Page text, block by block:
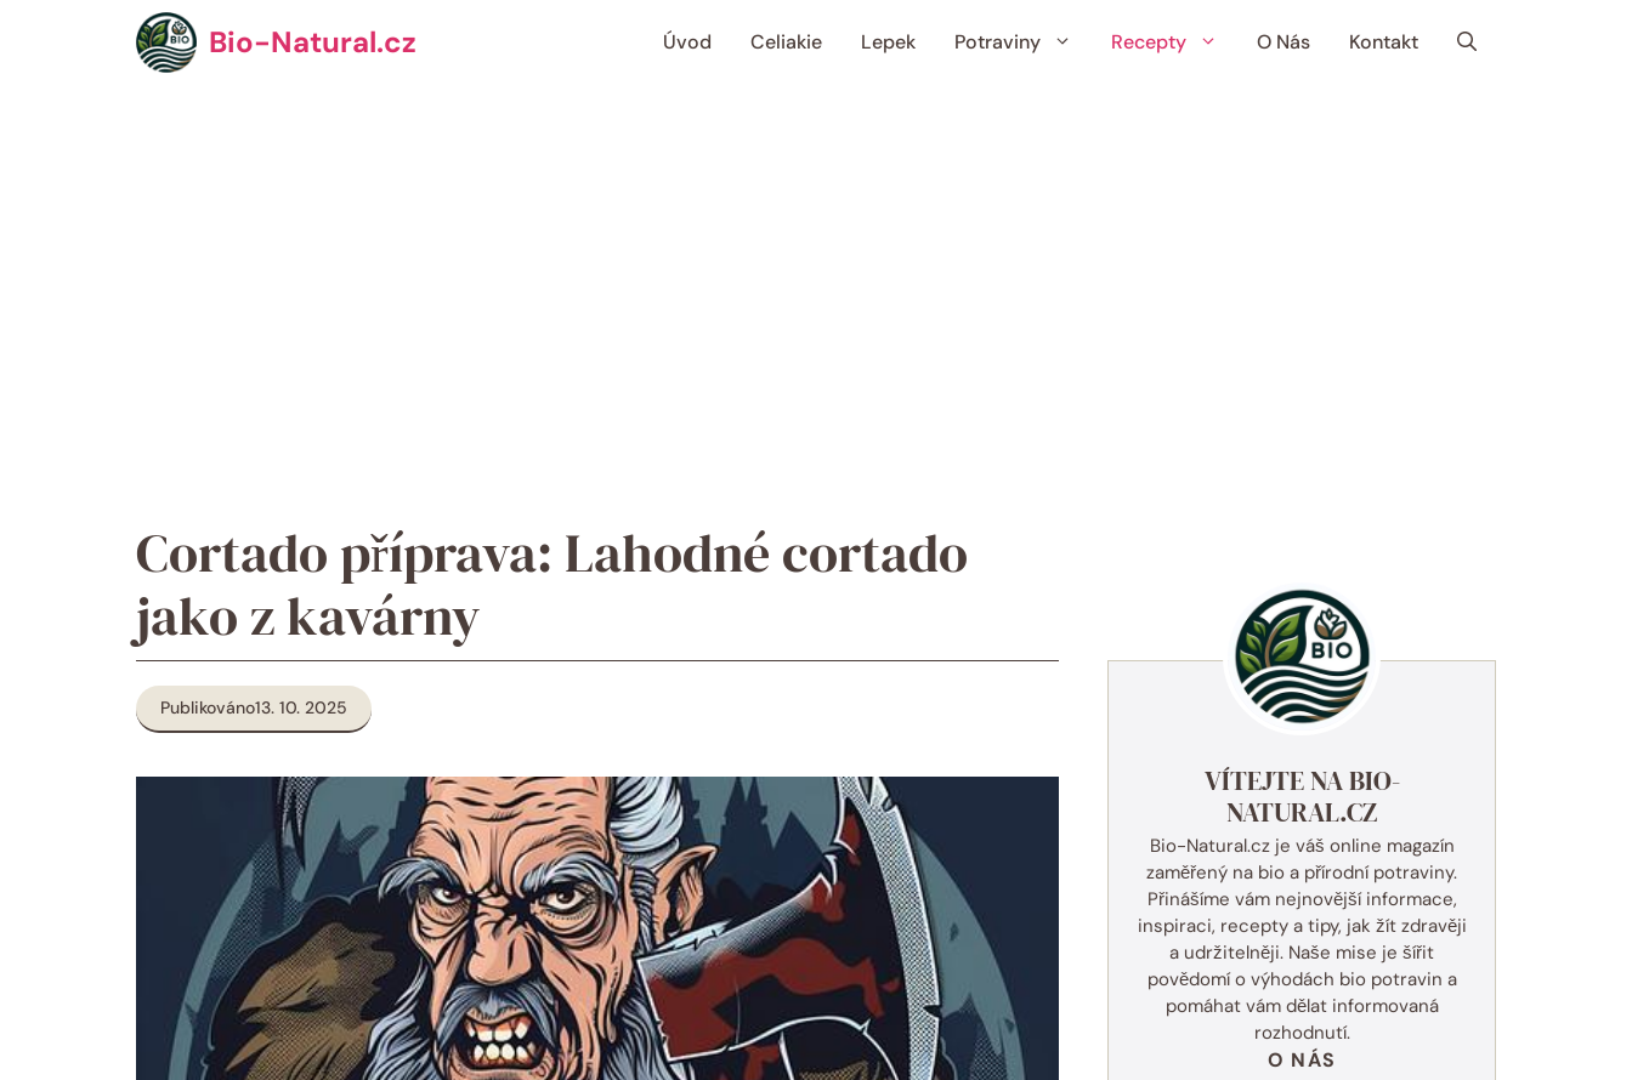
Bio-Natural.cz Úvod Celiakie Lepek Potraviny Recepty O Nás Kontakt
Cortado příprava: Lahodné cortado
jako z kavárny
Publikováno13. 10. 2025
VÍTEJTE NA BIO-
NATURAL.CZ
Bio-Natural.cz je váš online magazín
zaměřený na bio a přírodní potraviny.
Přinášíme vám nejnovější informace,
inspiraci, recepty a tipy, jak žít zdravěji
a udržitelněji. Naše mise je šířit
povědomí o výhodách bio potravin a
pomáhat vám dělat informovaná
rozhodnutí.
O NÁS